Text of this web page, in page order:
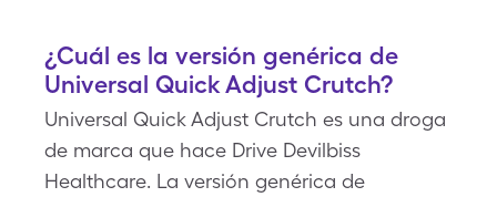
¿Cuál es la versión genérica de
Universal Quick Adjust Crutch?
Universal Quick Adjust Crutch es una droga
de marca que hace Drive Devilbiss
Healthcare. La versión genérica de